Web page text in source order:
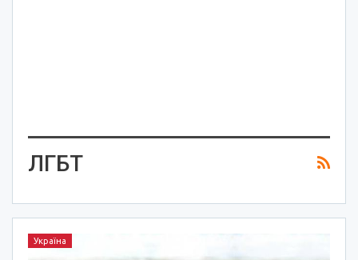
ЛГБТ
Україна